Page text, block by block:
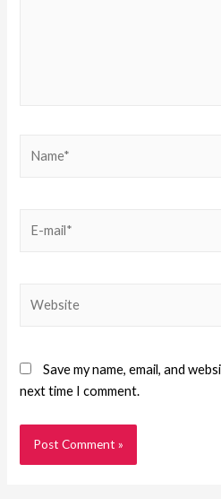
Save my name, email, and
next time I comment.